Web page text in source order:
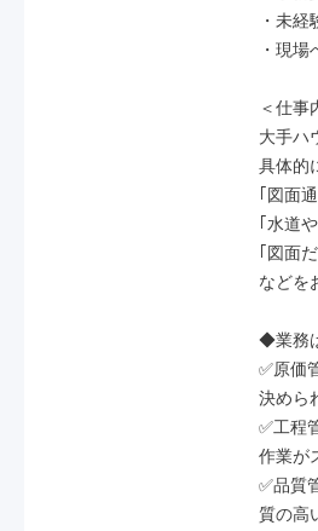
・未経
・現
＜仕事
大手ハ
具体的
｢図面
｢水道
｢図面
などを
◆業務
✅原価
決めら
✅工程
作業が
✅品質
質の高